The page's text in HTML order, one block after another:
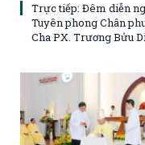
Trực tiếp: Đêm diễn
Tuyên phong Chân
Cha PX. Trương Bửu